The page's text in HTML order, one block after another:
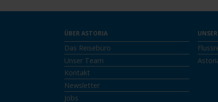
ÜBER ASTORIA
Das Reisebüro
Unser Team
Kontakt
Newsletter
Jobs